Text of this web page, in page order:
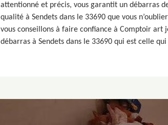
attentionné et précis, vous garantit un débarras
qualité à Sendets dans le 33690 que vous
vous conseillons à faire confiance à Comptoir art
débarras à Sendets dans le 33690 qui est celle